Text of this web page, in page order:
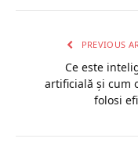
PREVIOUS
Ce este
artificială și cum
folosi